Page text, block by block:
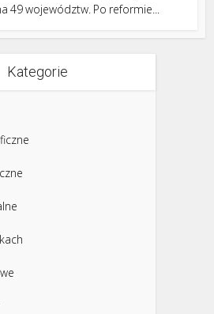
49 województw. Po reformie...
Kategorie